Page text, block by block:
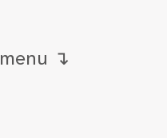
menu ↴